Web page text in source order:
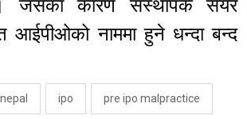
जसका कारण संस्थापक सेयर
आईपीओको नाममा हुने धन्दा बन्द
ipo pre ipo malpractice